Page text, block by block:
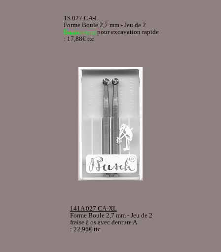
1S 027 CA-L
Forme Boule 2,7 mm - Jeu de 2
Bague verte pour excavation rapide
: 17,88€ ttc
141A 027 CA-XL
Forme Boule 2,7 mm - Jeu de 2
fraise à os avec denture A
: 22,96€ ttc